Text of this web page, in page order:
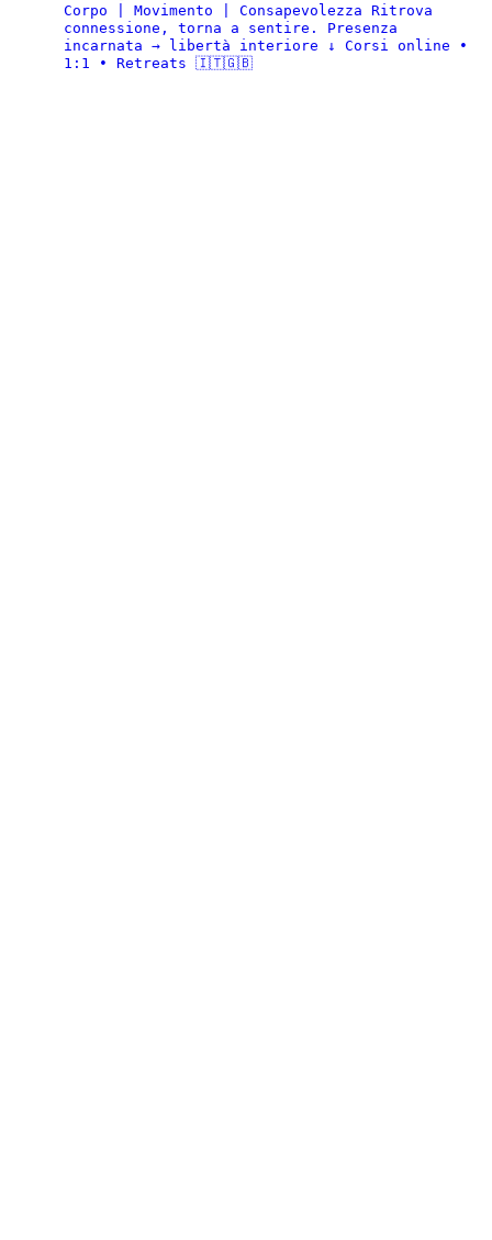
Corpo | Movimento | Consapevolezza Ritrova
connessione, torna a sentire.
Presenza
incarnata → libertà interiore ↓ Corsi online •
1:1 • Retreats 🇮🇹🇬🇧